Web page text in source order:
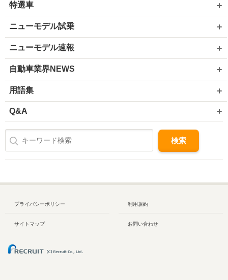
特選車
ニューモデル試乗
ニューモデル速報
自動車業界NEWS
用語集
Q&A
プライバシーポリシー 利用規約
サイトマップ お問い合わせ